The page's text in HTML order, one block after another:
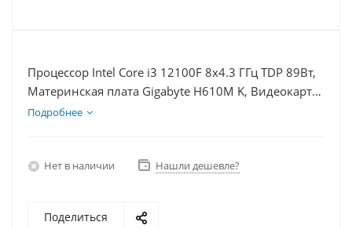
Процессор Intel Core i3 12100F 8x4.3 ГГц TDP 89Вт,
Материнская плата Gigabyte H610M K, Видеокарта
RX 6700 10Гб, Память DDR4 16Gb, Диски SSD
Подробнее
Нет в наличии Нашли дешевле?
Поделиться